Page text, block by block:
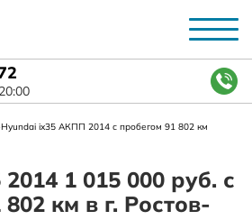
Hyundai ix35 АКПП 2014 с пробегом 91 802 км
1 015 000 руб. с
км в г. Ростов-